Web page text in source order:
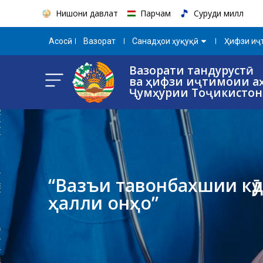
Нишони давлатӣ Парчам Суруди миллӣ
Aсосӣ Вазорат Санадҳои ҳуқуқӣ Ҳифзи
Вазорати тандурустӣ
ва ҳифзи иҷтимоии
Ҷумҳурии Тоҷикистон
“Вазъи тавонбахшии
ҳалли онҳо”